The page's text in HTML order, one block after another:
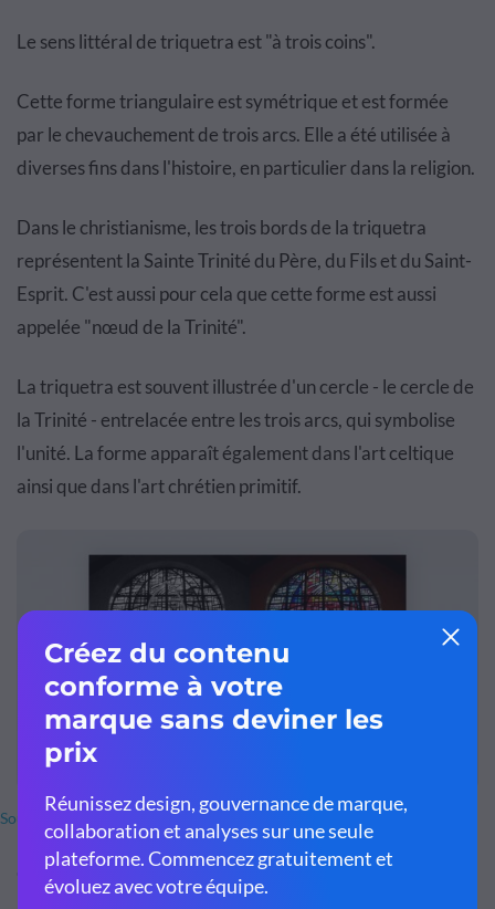
Le sens littéral de triquetra est "à trois coins".
Cette forme triangulaire est symétrique et est formée
par le chevauchement de trois arcs. Elle a été utilisée à
diverses fins dans l'histoire, en particulier dans la religion.
Dans le christianisme, les trois bords de la triquetra
représentent la Sainte Trinité du Père, du Fils et du Saint-
Esprit. C'est aussi pour cela que cette forme est aussi
appelée "nœud de la Trinité".
La triquetra est souvent illustrée d'un cercle - le cercle de
la Trinité - entrelacée entre les trois arcs, qui symbolise
l'unité. La forme apparaît également dans l'art celtique
ainsi que dans l'art chrétien primitif.
Source des images
Ci-dessus, une image de la façon dont la triquetra est